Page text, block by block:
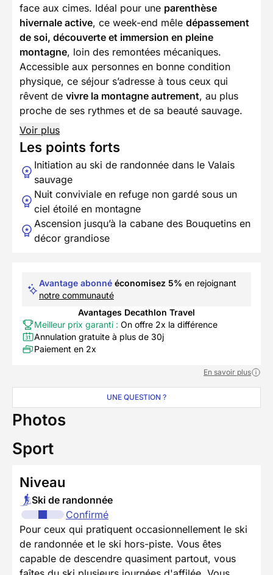
face aux cimes. Idéal pour une parenthèse
hivernale active, ce week-end mêle dépassement
de soi, découverte et immersion en pleine
montagne, loin des remontées mécaniques.
Accessible aux personnes en bonne condition
physique, ce séjour s’adresse à tous ceux qui
rêvent de vivre la montagne autrement, au plus
proche de ses rythmes et de sa beauté sauvage.
Voir plus
Les points forts
Initiation au ski de randonnée dans le Valais
sauvage
Nuit conviviale en refuge non gardé sous un
ciel étoilé en montagne
Ascension jusqu’à la cabane des Bouquetins en
décor grandiose
Avantage abonné économisez 5% en rejoignant
notre communauté
Avantages Decathlon Travel
Meilleur prix garanti : On offre 2x la différence
Annulation gratuite à plus de 30j
Paiement en 2x
En savoir plus
UNE QUESTION ?
Photos
Sport
Niveau
Ski de randonnée
Confirmé
Pour ceux qui pratiquent occasionnellement le ski
de randonnée et le ski hors-piste. Vous êtes
capable de descendre quasiment partout, vous